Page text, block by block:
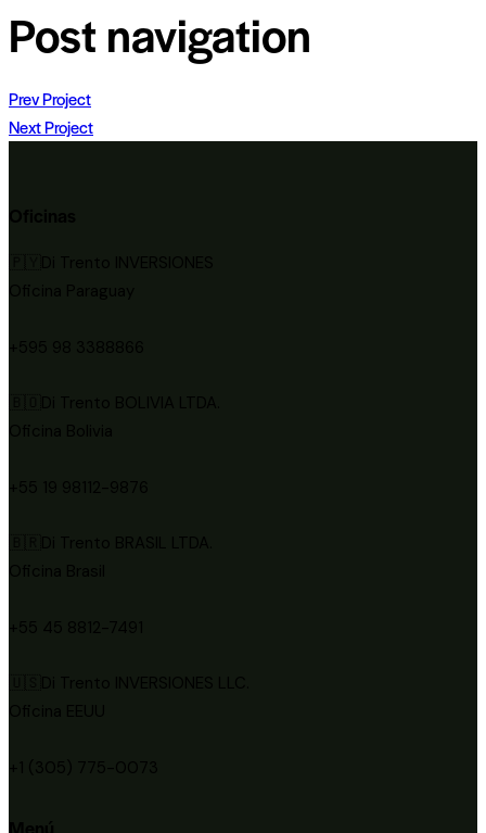
Post navigation
Prev Project
Next Project